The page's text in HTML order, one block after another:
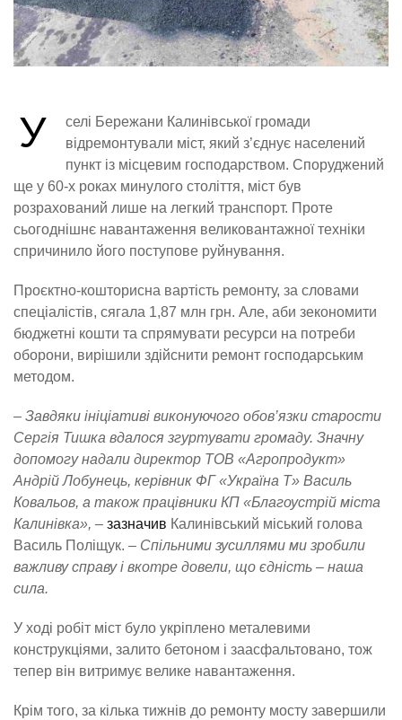
У
селі Бережани Калинівської громади
відремонтували міст, який з’єднує населений
пункт із місцевим господарством. Споруджений
ще у 60-х роках минулого століття, міст був
розрахований лише на легкий транспорт. Проте
сьогоднішнє навантаження великовантажної техніки
спричинило його поступове руйнування.
Проєктно-кошторисна вартість ремонту, за словами
спеціалістів, сягала 1,87 млн грн. Але, аби зекономити
бюджетні кошти та спрямувати ресурси на потреби
оборони, вирішили здійснити ремонт господарським
методом.
– Завдяки ініціативі виконуючого обов’язки старости
Сергія Тишка вдалося згуртувати громаду. Значну
допомогу надали директор ТОВ «Агропродукт»
Андрій Лобунець, керівник ФГ «Україна Т» Василь
Ковальов, а також працівники КП «Благоустрій міста
Калинівка», – зазначив Калинівський міський голова
Василь Поліщук. – Спільними зусиллями ми зробили
важливу справу і вкотре довели, що єдність – наша
сила.
У ході робіт міст було укріплено металевими
конструкціями, залито бетоном і заасфальтовано, тож
тепер він витримує велике навантаження.
Крім того, за кілька тижнів до ремонту мосту завершили